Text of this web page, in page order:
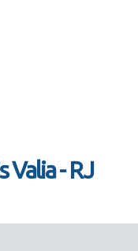
Valia - RJ